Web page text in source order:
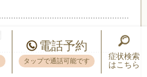
電話予約
タップで通話可能です
症状検索
はこちら